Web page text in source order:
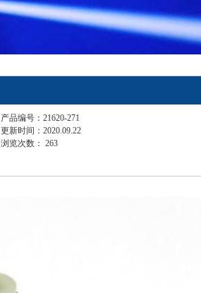
产品编号：21620-271
更新时间：2020.09.22
浏览次数： 263